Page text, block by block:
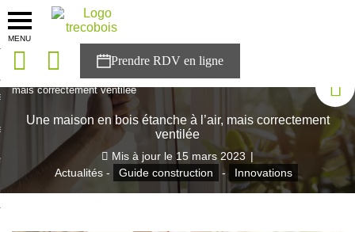
MENU
solutions
Trecobois
mais correctement ventilée
Une maison en bois étanche à l’air, mais correctement
ventilée
Mis à jour le 15 mars 2023 |
Actualités -
Guide construction - Innovations